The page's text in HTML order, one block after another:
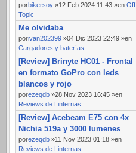
porbikersoy »12 Feb 2024 11:43 »en Off
Topic
Me olvidaba
porivan202399 »04 Dic 2023 22:49 »en
Cargadores y baterías
[Review] Brinyte HC01 - Frontal
en formato GoPro con leds
blancos y rojo
porezeqdb »28 Nov 2023 16:45 »en
Reviews de Linternas
[Review] Acebeam E75 con 4x
Nichia 519a y 3000 lumenes
porezeqdb »11 Nov 2023 01:18 »en
Reviews de Linternas